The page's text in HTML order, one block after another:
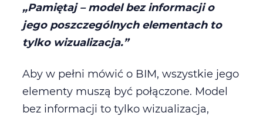
„Pamiętaj – model bez informacji o
jego poszczególnych elementach to
tylko wizualizacja.”
Aby w pełni mówić o BIM, wszystkie jego
elementy muszą być połączone. Model
bez informacji to tylko wizualizacja,